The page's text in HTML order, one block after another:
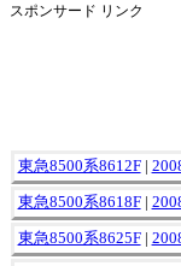
スポンサード リンク
東急8500系8612F|
東急8500系8618F|
東急8500系8625F|